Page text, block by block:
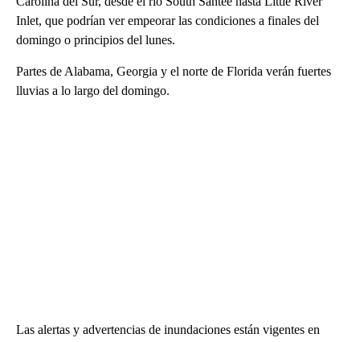
Inlet, que podrían ver empeorar las condiciones a finales del
domingo o principios del lunes.
Partes de Alabama, Georgia y el norte de Florida verán fuertes
lluvias a lo largo del domingo.
Las alertas y advertencias de inundaciones están vigentes en